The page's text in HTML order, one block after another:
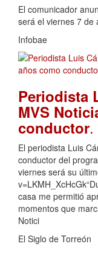
El comunicador
será el viernes 7 de
Infobae
Periodista
MVS
conductor.
El periodista Luis
conductor del
viernes será su
casa me permitió
momentos que
Notici
El Siglo de Torreón